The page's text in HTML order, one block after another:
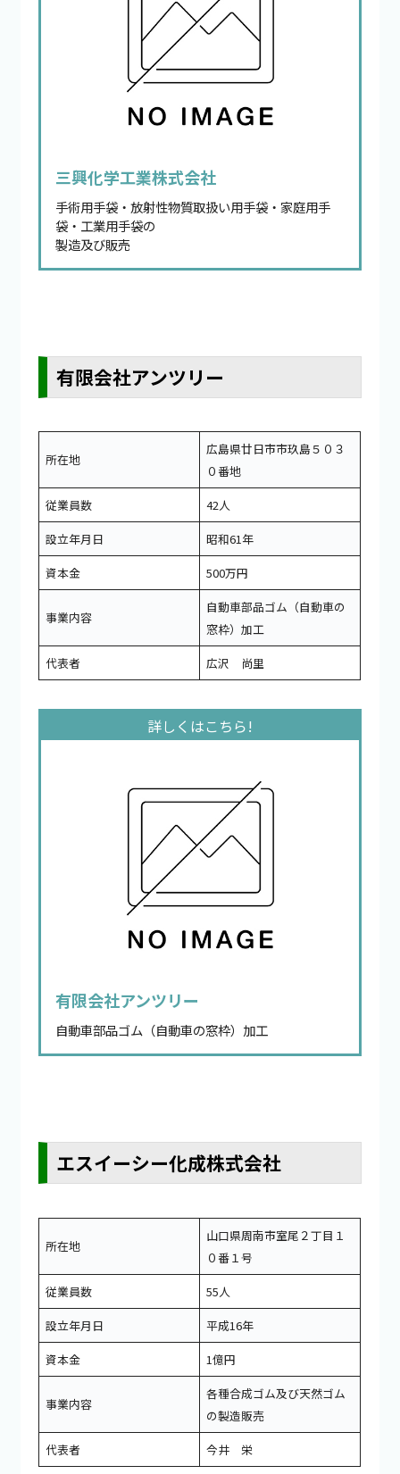
三興化学工業株式会社
手術用手袋・放射性物質取扱い用手袋・家庭用手
袋・工業用手袋の
製造及び販売
有限会社アンツリー
所在地
広島県廿日市市玖島５０３
０番地
従業員数
42人
設立年月日
昭和61年
資本金
500万円
事業内容
自動車部品ゴム（自動車の
窓枠）加工
代表者
広沢 尚里
有限会社アンツリー
自動車部品ゴム（自動車の窓枠）加工
エスイーシー化成株式会社
所在地
山口県周南市室尾２丁目１
０番１号
従業員数
55人
設立年月日
平成16年
資本金
1億円
事業内容
各種合成ゴム及び天然ゴム
の製造販売
代表者
今井 栄